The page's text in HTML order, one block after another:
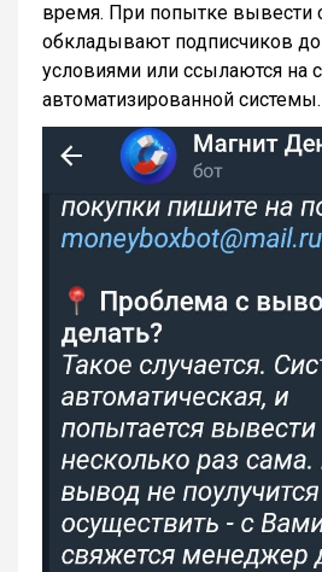
время. При попытке вывести
обкладывают подписчиков
условиями или ссылаются на
автоматизированной системы.